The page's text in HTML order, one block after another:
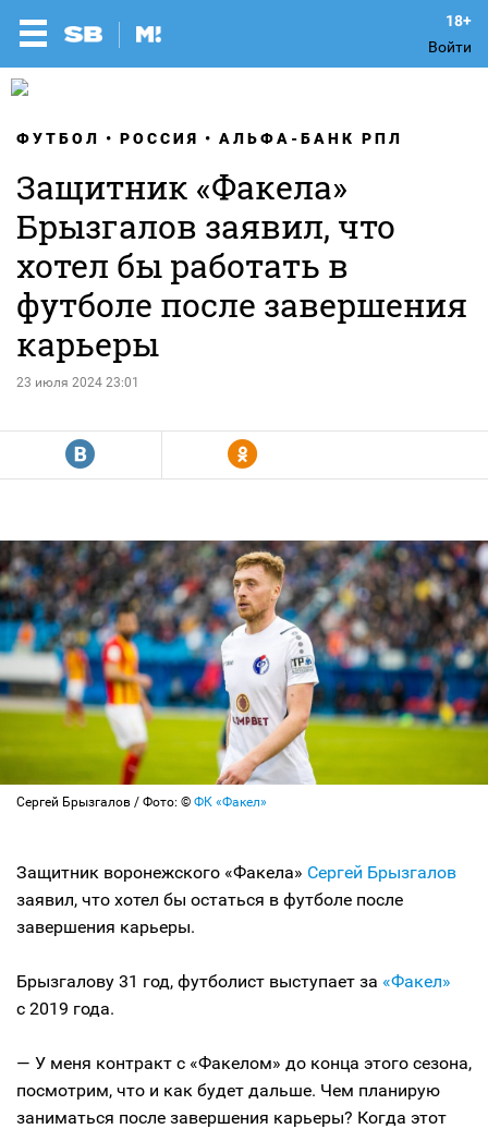
Войти
ФУТБОЛ РОССИЯ АЛЬФА-БАНК РПЛ
Защитник «Факела»
Брызгалов заявил, что
хотел бы работать в
футболе после завершения
карьеры
23 июля 2024 23:01
R Y
Сергей Брызгалов / Фото: © ФК «Факел»
Защитник воронежского «Факела» Сергей Брызгалов
заявил, что хотел бы остаться в футболе после
завершения карьеры.
Брызгалову 31 год, футболист выступает за «Факел»
с 2019 года.
— У меня контракт с «Факелом» до конца этого сезона,
посмотрим, что и как будет дальше. Чем планирую
заниматься после завершения карьеры? Когда этот